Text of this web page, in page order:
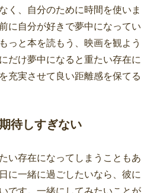
く、自分のために時間を使いま
に自分が好きで夢中になってい
っと本を読もう、映画を観よう
だけ夢中になると重たい存在に
充実させて良い距離感を保てる
待しすぎない
い存在になってしまうこともあ
に一緒に過ごしたいなら、彼に
です。一緒にしてみたいことが